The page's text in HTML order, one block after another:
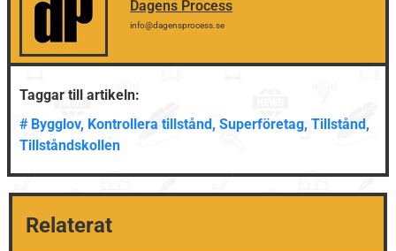
Dagens Process
info@dagensprocess.se
Taggar till artikeln:
# Bygglov, Kontrollera tillstånd , Superföretag, Tillstånd ,
Tillståndskollen
Relaterat